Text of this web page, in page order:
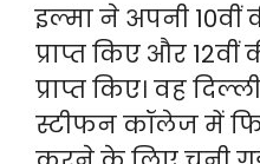
इल्मा ने अपनी 10वीं
प्राप्त किए और 12वीं
प्राप्त किए। वह
स्टीफन कॉलेज में